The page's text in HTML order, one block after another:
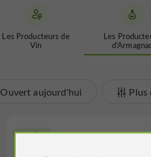
Les Producteurs de
Vin
Les
Ouvert aujourd'hui Plus
Mouchan